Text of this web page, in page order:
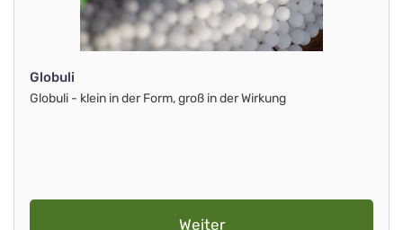
Globuli
Globuli - klein in der Form, groß in der Wirkung
Weiter